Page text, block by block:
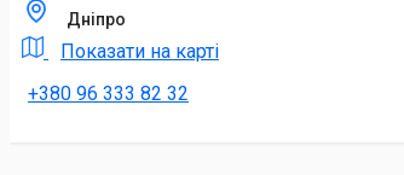
Дніпро
Показати на карті
+380 96 333 82 32